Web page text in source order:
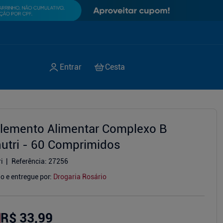
Alimentar Complexo B
- 60 Comprimidos
Referência: 27256
e entregue por: Drogaria Rosário
R$ 33,99